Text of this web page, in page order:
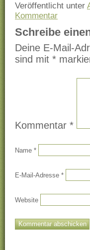
Veröffentlicht unter
Kommentar
Schreibe
Deine E-Mail-
sind mit *
Kommentar *
Name *
E-Mail-Adresse *
Website